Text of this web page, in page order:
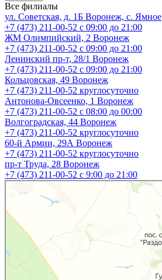
Все филиалы
ул. Советская, д. 1Б Воронеж, с. Ямное
+7 (473) 211-00-52 с 09:00 до 21:00
ЖМ Олимпийский, 2 Воронеж
+7 (473) 211-00-52 с 09:00 до 21:00
Ленинский пр-т, 28/1 Воронеж
+7 (473) 211-00-52 с 09:00 до 21:00
Кольцовская, 49 Воронеж
+7 (473) 211-00-52 круглосуточно
Антонова-Овсеенко, 1 Воронеж
+7 (473) 211-00-52 с 08:00 до 00:00
Волгоградская, 44 Воронеж
+7 (473) 211-00-52 круглосуточно
60-й Армии, 29А Воронеж
+7 (473) 211-00-52 круглосуточно
пр-т Труда, 28 Воронеж
+7 (473) 211-00-52 c 9:00 до 21:00